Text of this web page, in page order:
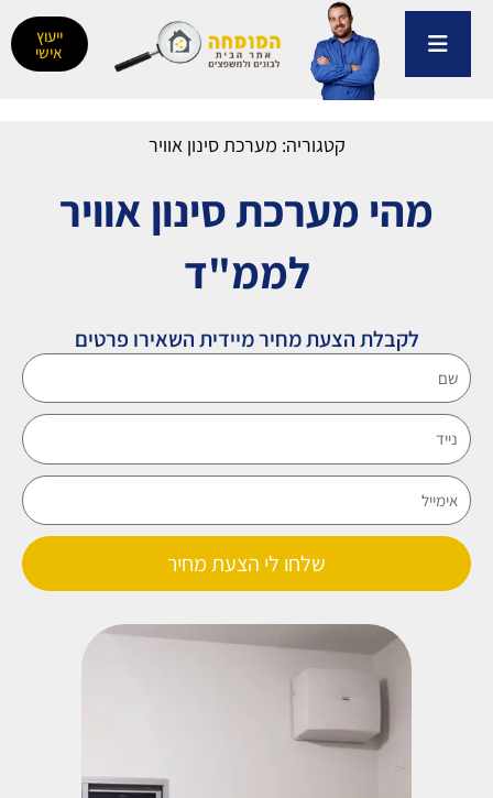
דילוג
ייעוץ
אישי
קטגוריה: מערכת סינון אוויר
מהי מערכת סינון אוויר
לממ"ד
לקבלת הצעת מחיר מיידית השאירו פרטים
שם
נייד
אימייל
שלחו לי הצעת מחיר